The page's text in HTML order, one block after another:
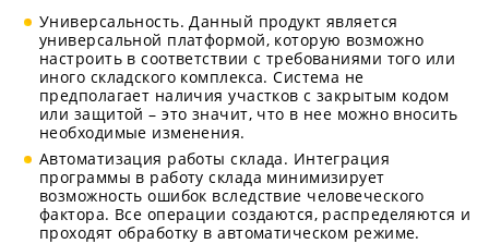
Универсальность. Данный продукт является
универсальной платформой, которую возможно
настроить в соответствии с требованиями того или
иного складского комплекса. Система не
предполагает наличия участков с закрытым кодом
или защитой – это значит, что в нее можно вносить
необходимые изменения.
Автоматизация работы склада. Интеграция
программы в работу склада минимизирует
возможность ошибок вследствие человеческого
фактора. Все операции создаются, распределяются и
проходят обработку в автоматическом режиме.